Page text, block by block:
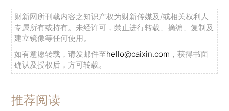
财新网所刊载内容之知识产权为财新传媒及/或相关权利人
专属所有或持有。未经许可，禁止进行转载、摘编、复制及
建立镜像等任何使用。
如有意愿转载，请发邮件至hello@caixin.com ，获得书面
确认及授权后，方可转载。
推荐阅读